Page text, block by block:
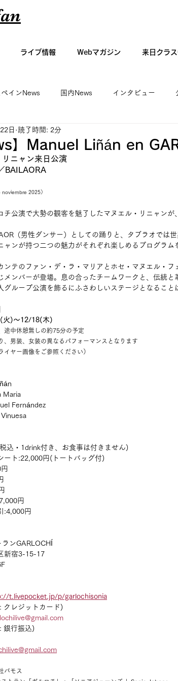
ライブ情報 Webマガジン 来日クラ
ペインNews 国内News インタビュー
エッセイ カンテ・ギター・音楽
】Manuel Liñán en
日 読了時間: 2分
リニャン来日公演
BAILAORA
noviembre 2025）
チ公演で大勢の観客を魅了したマヌエル・リニャンが
（男性ダンサー）としての踊りと、タブラオでは
ャンが持つ二つの魅力がそれぞれ楽しめるプログラム
ンテのファン・デ・ラ・マリアとホセ・マヌエル・
メンバーが登場。息の合ったチームワークと、伝統
グループ公演を飾るにふさわしいステージとなること
火)〜12/18(木)
途中休憩無しの約75分の予定
、男装、女装の異なるパフォーマンスとなります
イヤー画像をご参照ください）
Maria
Fernández
込・1drink付き、お食事は付きません)
ート:22,000円(トートバッグ付)
円
:4,000円
ンGARLOCHÍ
新宿3-15-17
t.livepocket.jp/p/garlochisonia
レジットカード)
銀行振込)
バモス